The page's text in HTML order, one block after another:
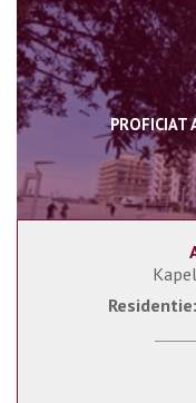
PROFICIAT
Residentie: